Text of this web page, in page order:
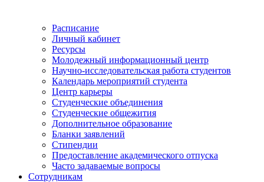
Расписание
Личный кабинет
Ресурсы
Молодежный информационный центр
Научно-исследовательская работа студентов
Календарь мероприятий студента
Центр карьеры
Студенческие объединения
Студенческие общежития
Дополнительное образование
Бланки заявлений
Стипендии
Предоставление академического отпуска
Часто задаваемые вопросы
Сотрудникам